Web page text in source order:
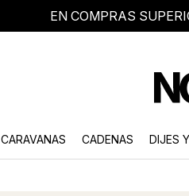
EN COMPRAS
CARAVANAS CADENAS DIJES